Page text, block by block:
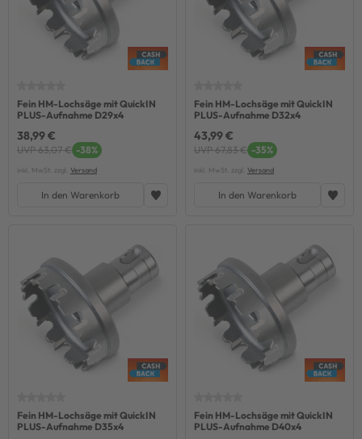
Fein HM-Lochsäge mit QuickIN
PLUS-Aufnahme D29x4
38,99 €
UVP 63,07 € -38%
inkl. MwSt. zzgl. Versand
In den Warenkorb
Fein HM-Lochsäge mit QuickIN
PLUS-Aufnahme D32x4
43,99 €
UVP 67,83 € -35%
inkl. MwSt. zzgl. Versand
In den Warenkorb
Fein HM-Lochsäge mit QuickIN
PLUS-Aufnahme D35x4
Fein HM-Lochsäge mit QuickIN
PLUS-Aufnahme D40x4